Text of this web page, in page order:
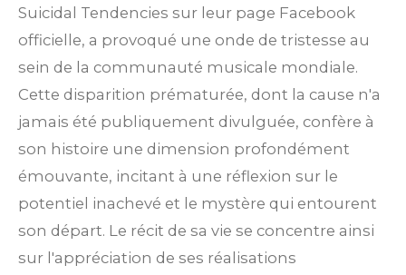
Suicidal Tendencies sur leur page Facebook
officielle, a provoqué une onde de tristesse au
sein de la communauté musicale mondiale.
Cette disparition prématurée, dont la cause n'a
jamais été publiquement divulguée, confère à
son histoire une dimension profondément
émouvante, incitant à une réflexion sur le
potentiel inachevé et le mystère qui entourent
son départ. Le récit de sa vie se concentre ainsi
sur l'appréciation de ses réalisations